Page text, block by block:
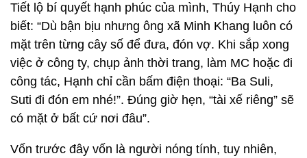
Tiết lộ bí quyết hạnh phúc của mình, Thúy Hạnh cho
biết: “Dù bận bịu nhưng ông xã Minh Khang luôn có
mặt trên từng cây số để đưa, đón vợ. Khi sắp xong
việc ở công ty, chụp ảnh thời trang, làm MC hoặc đi
công tác, Hạnh chỉ cần bấm điện thoại: “Ba Suli,
Suti đi đón em nhé!”. Đúng giờ hẹn, “tài xế riêng” sẽ
có mặt ở bất cứ nơi đâu”.
Vốn trước đây vốn là người nóng tính, tuy nhiên,